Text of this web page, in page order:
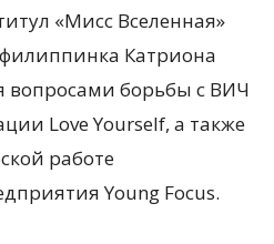
«Мисс Вселенная»
Катриона
вопросами борьбы с ВИЧ
Love Yourself, а также
работе
Young Focus.